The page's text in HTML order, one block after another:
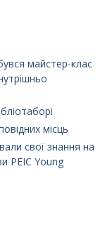
майстер-клас
місць
свої знання на
PEIC Young